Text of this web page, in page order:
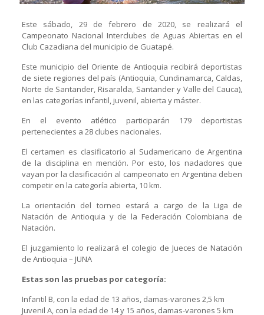
Este sábado, 29 de febrero de 2020, se realizará el
Campeonato Nacional Interclubes de Aguas Abiertas en el
Club Cazadiana del municipio de Guatapé.
Este municipio del Oriente de Antioquia recibirá deportistas
de siete regiones del país (Antioquia, Cundinamarca, Caldas,
Norte de Santander, Risaralda, Santander y Valle del Cauca),
en las categorías infantil, juvenil, abierta y máster.
En el evento atlético participarán 179 deportistas
pertenecientes a 28 clubes nacionales.
El certamen es clasificatorio al Sudamericano de Argentina
de la disciplina en mención. Por esto, los nadadores que
vayan por la clasificación al campeonato en Argentina deben
competir en la categoría abierta, 10 km.
La orientación del torneo estará a cargo de la Liga de
Natación de Antioquia y de la Federación Colombiana de
Natación.
El juzgamiento lo realizará el colegio de Jueces de Natación
de Antioquia – JUNA
Estas son las pruebas por categoría:
Infantil B, con la edad de 13 años, damas-varones 2,5 km
Juvenil A, con la edad de 14 y 15 años, damas-varones 5 km